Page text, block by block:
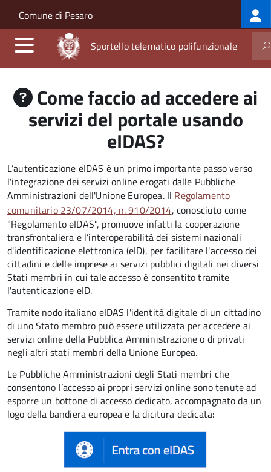
Salta al contenuto principale
Skip to site navigation
Comune di Pesaro
Sportello telematico polifunzionale
Come faccio ad accedere ai
servizi del portale usando
eIDAS?
L’autenticazione eIDAS è un primo importante passo verso
l'integrazione dei servizi online erogati dalle Pubbliche
Amministrazioni dell'Unione Europea. Il Regolamento
comunitario 23/07/2014, n. 910/2014, conosciuto come
"Regolamento eIDAS", promuove infatti la cooperazione
transfrontaliera e l’interoperabilità dei sistemi nazionali
d'identificazione elettronica (eID), per facilitare l'accesso dei
cittadini e delle imprese ai servizi pubblici digitali nei diversi
Stati membri in cui tale accesso è consentito tramite
l'autenticazione eID.
Tramite nodo italiano eIDAS l'identità digitale di un cittadino
di uno Stato membro può essere utilizzata per accedere ai
servizi online della Pubblica Amministrazione o di privati
negli altri stati membri della Unione Europea.
Le Pubbliche Amministrazioni degli Stati membri che
consentono l’accesso ai propri servizi online sono tenute ad
esporre un bottone di accesso dedicato, accompagnato da un
logo della bandiera europea e la dicitura dedicata: